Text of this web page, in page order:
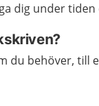
dig under
du behöver, till